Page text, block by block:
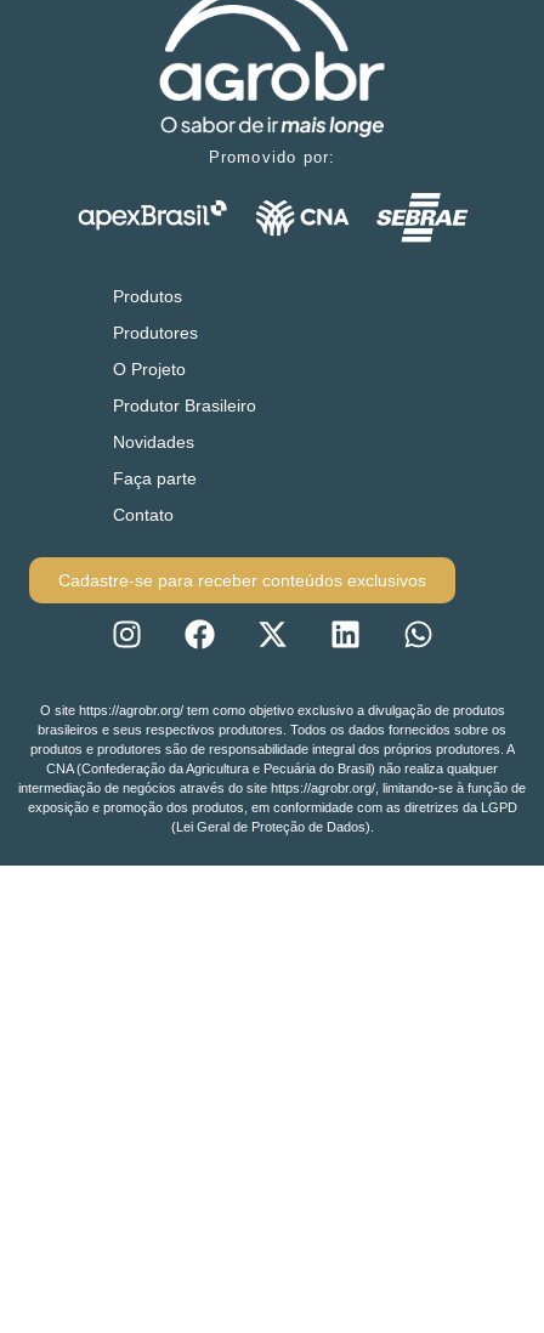
Promovido por:
Produtos
Produtores
O Projeto
Produtor Brasileiro
Novidades
Faça parte
Contato
Cadastre-se para receber conteúdos exclusivos
O site https://agrobr.org/ tem como objetivo exclusivo a divulgação de produtos
brasileiros e seus respectivos produtores. Todos os dados fornecidos sobre os
produtos e produtores são de responsabilidade integral dos próprios produtores. A
CNA (Confederação da Agricultura e Pecuária do Brasil) não realiza qualquer
intermediação de negócios através do site https://agrobr.org/, limitando-se à função de
exposição e promoção dos produtos, em conformidade com as diretrizes da LGPD
(Lei Geral de Proteção de Dados).